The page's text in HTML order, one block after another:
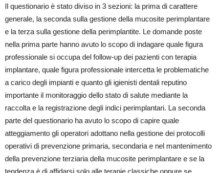
Il questionario è stato diviso in 3 sezioni: la prima di carattere
generale, la seconda sulla gestione della mucosite perimplantare
e la terza sulla gestione della perimplantite. Le domande poste
nella prima parte hanno avuto lo scopo di indagare quale figura
professionale si occupa del follow-up dei pazienti con terapia
implantare, quale figura professionale intercetta le problematiche
a carico degli impianti e quanto gli igienisti dentali reputino
importante il monitoraggio dello stato di salute mediante la
raccolta e la registrazione degli indici perimplantari. La seconda
parte del questionario ha avuto lo scopo di capire quale
atteggiamento gli operatori adottano nella gestione dei protocolli
operativi di prevenzione primaria, secondaria e nel mantenimento
della prevenzione terziaria della mucosite perimplantare e se la
tendenza è di affidarsi solo alle terapie classiche oppure se